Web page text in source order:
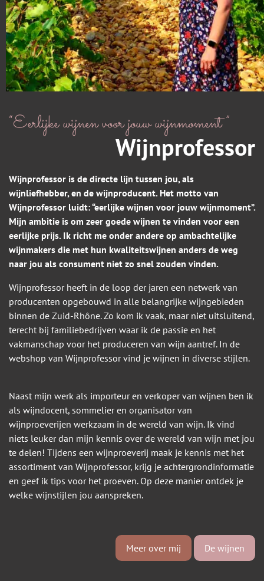
“Eerlijke wijnen voor jouw wijnmoment”
Wijnprofessor
Wijnprofessor is de directe lijn tussen jou, als
wijnliefhebber, en de wijnproducent. Het motto van
Wijnprofessor luidt: “eerlijke wijnen voor jouw wijnmoment”.
Mijn ambitie is om zeer goede wijnen te vinden voor een
eerlijke prijs. Ik richt me onder andere op ambachtelijke
wijnmakers die met hun kwaliteitswijnen anders de weg
naar jou als consument niet zo snel zouden vinden.
Wijnprofessor heeft in de loop der jaren een netwerk van
producenten opgebouwd in alle belangrijke wijngebieden
binnen de Zuid-Rhône. Zo kom ik vaak, maar niet uitsluitend,
terecht bij familiebedrijven waar ik de passie en het
vakmanschap voor het produceren van wijn aantref. In de
webshop van Wijnprofessor vind je wijnen in diverse stijlen.
Naast mijn werk als importeur en verkoper van wijnen ben ik
als wijndocent, sommelier en organisator van
wijnproeverijen werkzaam in de wereld van wijn. Ik vind
niets leuker dan mijn kennis over de wereld van wijn met jou
te delen! Tijdens een wijnproeverij maak je kennis met het
assortiment van Wijnprofessor, krijg je achtergrondinformatie
en geef ik tips voor het proeven. Op deze manier ontdek je
welke wijnstijlen jou aanspreken.
Meer over mij De wijnen